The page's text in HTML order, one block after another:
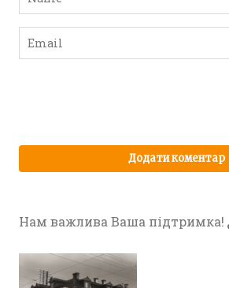
Нам важлива Ваша підтримка!